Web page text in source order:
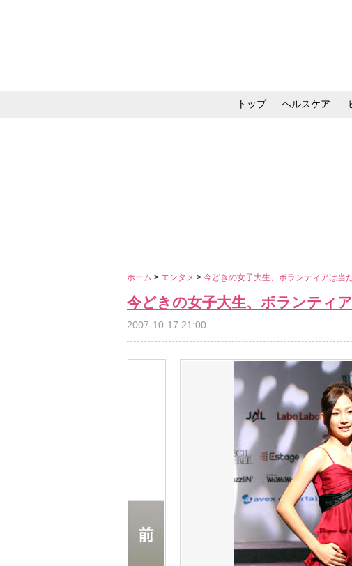
トップ ヘルスケア
ホーム > エンタメ > 今どきの女子大生、ボランティアは当
今どきの女子大生、ボランティ
2007-10-17 21:00